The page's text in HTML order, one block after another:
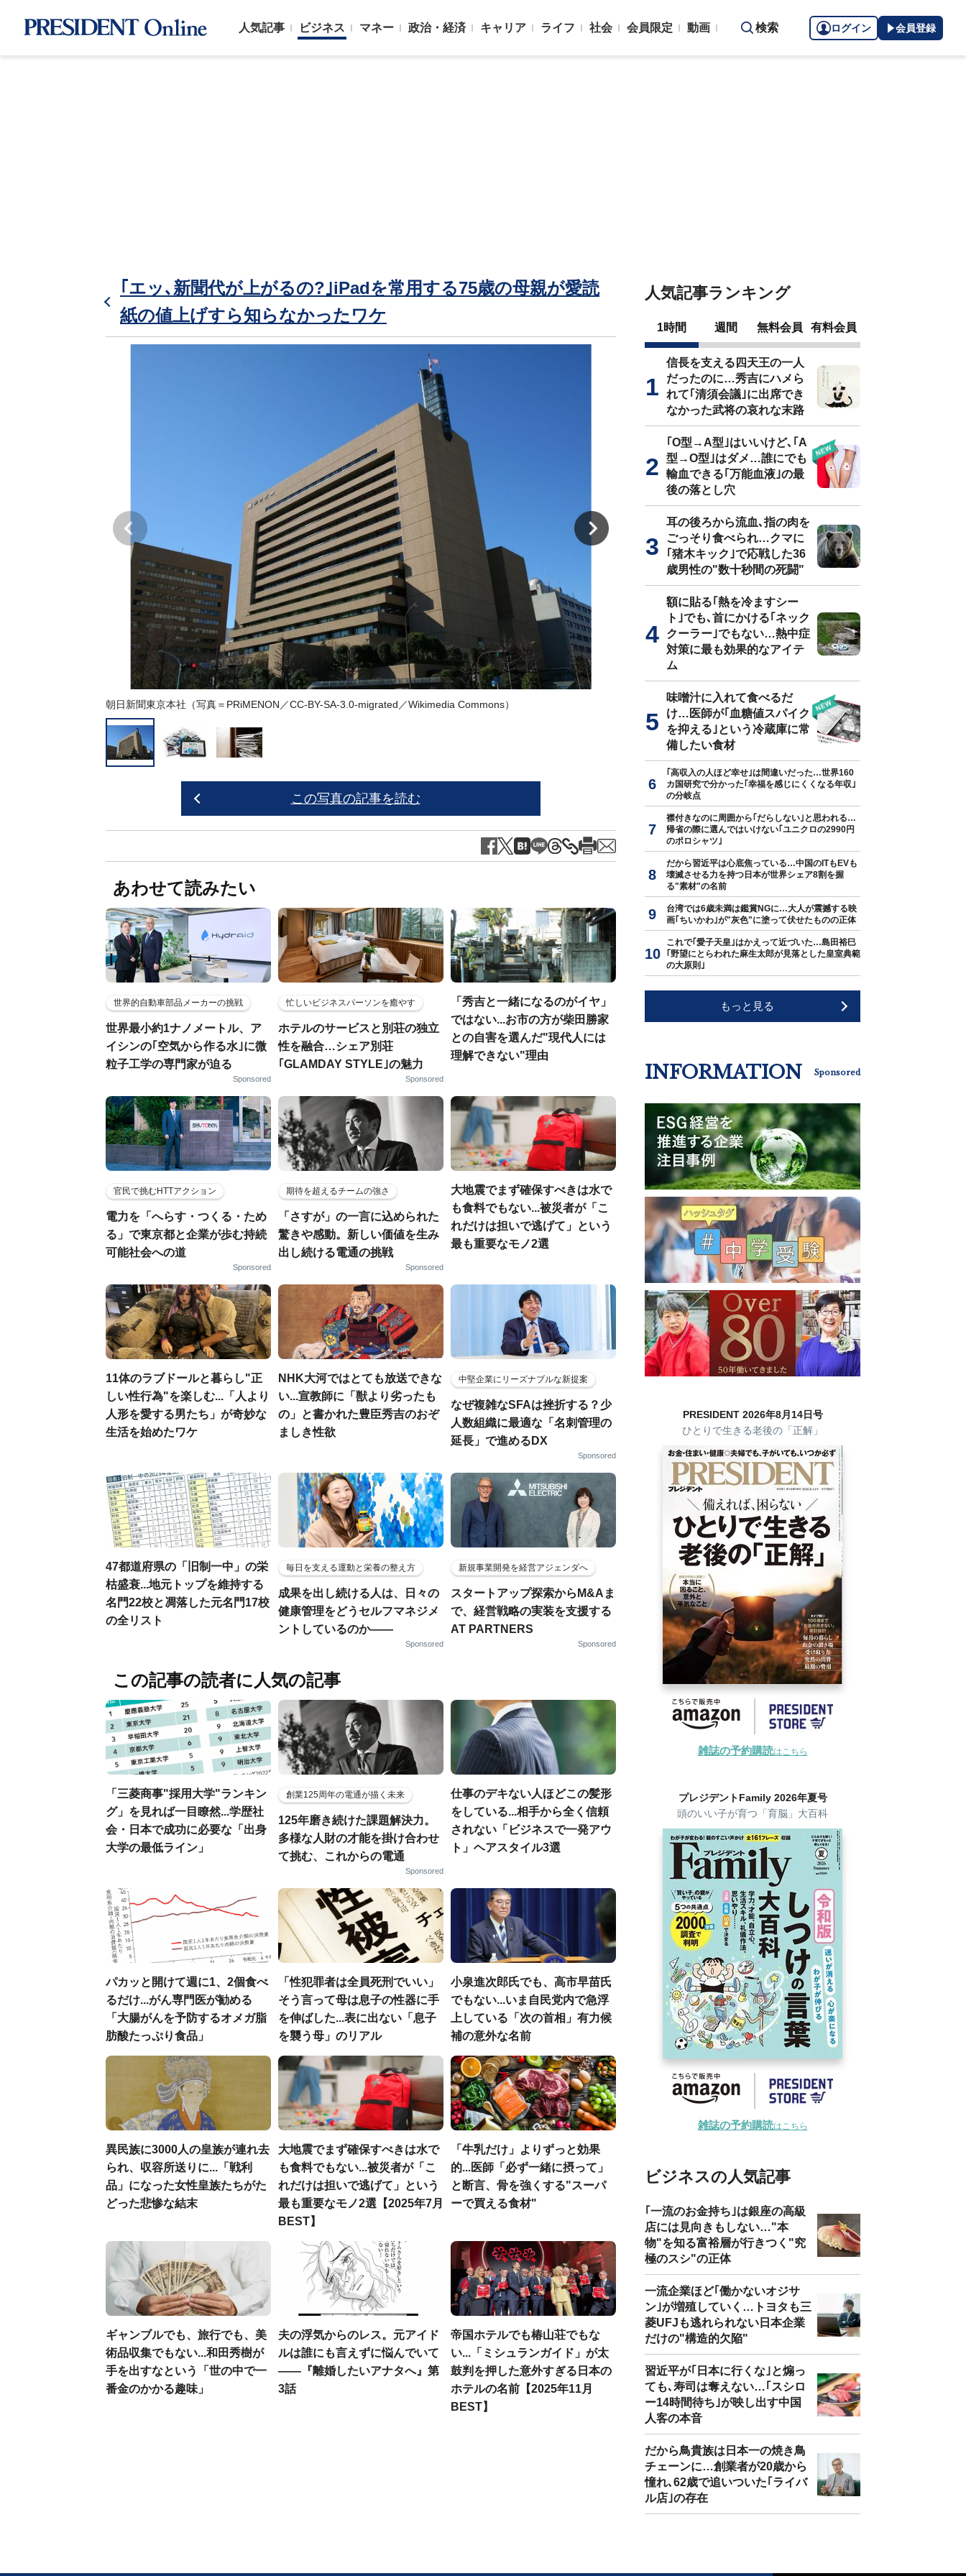
人気記事 ビジネス マネー 政治・経済 キャリア ライフ 社会 会員限定 動画 検索 ログイン 会員登録
｢エッ､新聞代が上がるの?｣iPadを常用する75歳の母親が愛読
紙の値上げすら知らなかったワケ
朝日新聞東京本社（写真＝PRiMENON／CC-BY-SA-3.0-migrated／Wikimedia Commons） ※写真はイメージです
この写真の記事を読む
あわせて読みたい
世界的自動車部品メーカーの挑戦
世界最小約1ナノメートル、ア
イシンの｢空気から作る水｣に微
粒子工学の専門家が迫る
Sponsored
忙しいビジネスパーソンを癒やす
ホテルのサービスと別荘の独立
性を融合…シェア別荘
｢GLAMDAY STYLE｣の魅力
Sponsored
「秀吉と一緒になるのがイヤ」
ではない...お市の方が柴田勝家
との自害を選んだ"現代人には
理解できない"理由
官民で挑むHTTアクション
電力を「へらす・つくる・ため
る」で東京都と企業が歩む持続
可能社会への道
Sponsored
期待を超えるチームの強さ
「さすが」の一言に込められた
驚きや感動。新しい価値を生み
出し続ける電通の挑戦
Sponsored
大地震でまず確保すべきは水で
も食料でもない...被災者が「こ
れだけは担いで逃げて」という
最も重要なモノ2選
11体のラブドールと暮らし"正
しい性行為"を楽しむ...「人より
人形を愛する男たち」が奇妙な
生活を始めたワケ
NHK大河ではとても放送できな
い...宣教師に「獣より劣ったも
の」と書かれた豊臣秀吉のおぞ
ましき性欲
中堅企業にリーズナブルな新提案
なぜ複雑なSFAは挫折する？少
人数組織に最適な「名刺管理の
延長」で進めるDX
Sponsored
47都道府県の「旧制一中」の栄
枯盛衰...地元トップを維持する
名門22校と凋落した元名門17校
の全リスト
毎日を支える運動と栄養の整え方
成果を出し続ける人は、日々の
健康管理をどうセルフマネジメ
ントしているのか——
Sponsored
新規事業開発を経営アジェンダへ
スタートアップ探索からM&Aま
で、経営戦略の実装を支援する
AT PARTNERS
Sponsored
この記事の読者に人気の記事
「三菱商事"採用大学"ランキン
グ」を見れば一目瞭然...学歴社
会・日本で成功に必要な「出身
大学の最低ライン」
創業125周年の電通が描く未来
125年磨き続けた課題解決力。
多様な人財の才能を掛け合わせ
て挑む、これからの電通
Sponsored
仕事のデキない人ほどこの髪形
をしている...相手から全く信頼
されない「ビジネスで一発アウ
ト」ヘアスタイル3選
パカッと開けて週に1、2個食べ
るだけ...がん専門医が勧める
「大腸がんを予防するオメガ脂
肪酸たっぷり食品」
「性犯罪者は全員死刑でいい」
そう言って母は息子の性器に手
を伸ばした...表に出ない「息子
を襲う母」のリアル
小泉進次郎氏でも、高市早苗氏
でもない...いま自民党内で急浮
上している「次の首相」有力候
補の意外な名前
異民族に3000人の皇族が連れ去
られ、収容所送りに...「戦利
品」になった女性皇族たちがた
どった悲惨な結末
大地震でまず確保すべきは水で
も食料でもない...被災者が「こ
れだけは担いで逃げて」という
最も重要なモノ2選【2025年7月
BEST】
「牛乳だけ」よりずっと効果
的...医師「必ず一緒に摂って」
と断言、骨を強くする"スーパ
ーで買える食材"
ギャンブルでも、旅行でも、美
術品収集でもない...和田秀樹が
手を出すなという「世の中で一
番金のかかる趣味」
夫の浮気からのレス。元アイド
ルは誰にも言えずに悩んでいて
――『離婚したいアナタへ』第
3話
帝国ホテルでも椿山荘でもな
い...「ミシュランガイド」が太
鼓判を押した意外すぎる日本の
ホテルの名前【2025年11月
BEST】
人気記事ランキング
1時間 週間 無料会員 有料会員
信長を支える四天王の一人
だったのに…秀吉にハメら
れて｢清須会議｣に出席でき
なかった武将の哀れな末路
｢O型→A型｣はいいけど､｢A
型→O型｣はダメ…誰にでも
輸血できる｢万能血液｣の最
後の落とし穴
耳の後ろから流血､指の肉を
ごっそり食べられ…クマに
｢猪木キック｣で応戦した36
歳男性の"数十秒間の死闘"
額に貼る｢熱を冷ますシー
ト｣でも､首にかける｢ネック
クーラー｣でもない…熱中症
対策に最も効果的なアイテ
ム
味噌汁に入れて食べるだ
け…医師が｢血糖値スパイク
を抑える｣という冷蔵庫に常
備したい食材
｢高収入の人ほど幸せ｣は間違いだった…世界160
カ国研究で分かった｢幸福を感じにくくなる年収｣
の分岐点
襟付きなのに周囲から｢だらしない｣と思われる…
帰省の際に選んではいけない｢ユニクロの2990円
のポロシャツ｣
だから習近平は心底焦っている…中国のITもEVも
壊滅させる力を持つ日本が世界シェア8割を握
る"素材"の名前
台湾では6歳未満は鑑賞NGに…大人が震撼する映
画｢ちいかわ｣が"灰色"に塗って伏せたものの正体
これで｢愛子天皇｣はかえって近づいた…島田裕巳
｢野望にとらわれた麻生太郎が見落とした皇室典範
の大原則｣
もっと見る
INFORMATION Sponsored
PRESIDENT 2026年8月14日号
ひとりで生きる老後の「正解」
雑誌の予約購読はこちら
プレジデントFamily 2026年夏号
頭のいい子が育つ「育脳」大百科
雑誌の予約購読はこちら
ビジネスの人気記事
｢一流のお金持ち｣は銀座の高級
店には見向きもしない…"本
物"を知る富裕層が行きつく"究
極のスシ"の正体
一流企業ほど｢働かないオジサ
ン｣が増殖していく…トヨタも三
菱UFJも逃れられない日本企業
だけの"構造的欠陥"
習近平が｢日本に行くな｣と煽っ
ても､寿司は奪えない…｢スシロ
ー14時間待ち｣が映し出す中国
人客の本音
だから鳥貴族は日本一の焼き鳥
チェーンに…創業者が20歳から
憧れ､62歳で追いついた｢ライバ
ル店｣の存在